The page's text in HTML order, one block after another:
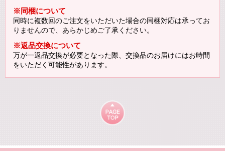
※同梱について
同時に複数回のご注文をいただいた場合の同梱対応は承ってお
りませんので、あらかじめご了承ください。
※返品交換について
万が一返品交換が必要となった際、交換品のお届けにはお時間
をいただく可能性があります。